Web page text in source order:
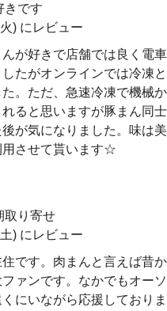
きです
) にレビュー
が好きで店舗では良く電
たがオンラインでは冷凍
。ただ、急速冷凍で機械
ると思いますが豚まん同
が気になりました。味は
用させて貰います☆
取り寄せ
) にレビュー
です。肉まんと言えば昔
ァンです。なかでもオー
にいながら応援しておりま